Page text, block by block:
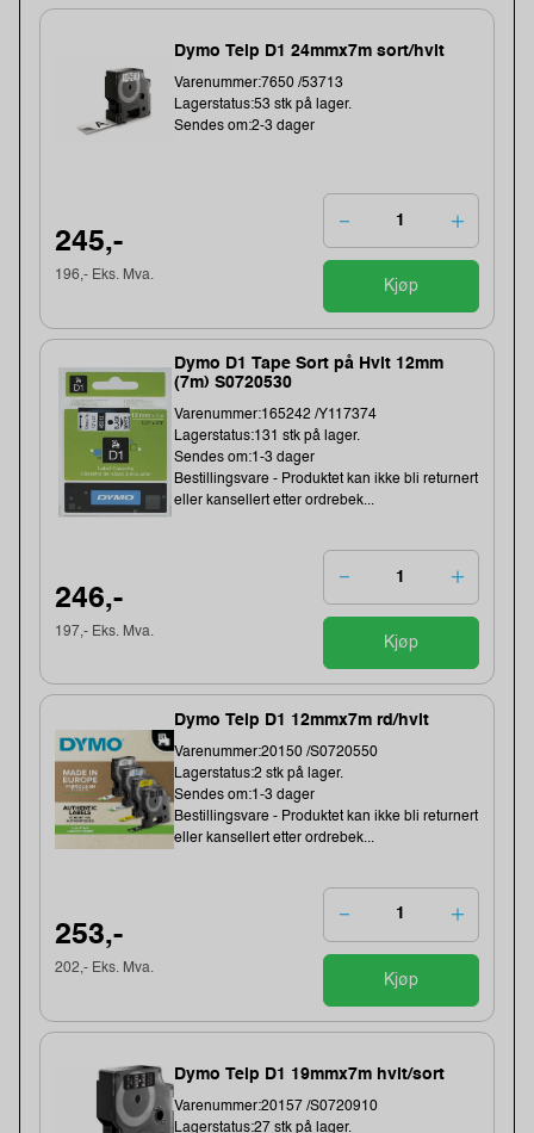
Dymo Teip D1 24mmx7m sort/hvit
Varenummer:7650 /53713
Lagerstatus:53 stk på lager.
Sendes om:2-3 dager
245,-
196,- Eks. Mva.
Kjøp
Dymo D1 Tape Sort på Hvit 12mm
(7m) S0720530
Varenummer:165242 /Y117374
Lagerstatus:131 stk på lager.
Sendes om:1-3 dager
Bestillingsvare - Produktet kan ikke bli returnert
eller kansellert etter ordrebek...
246,-
197,- Eks. Mva.
Kjøp
Dymo Teip D1 12mmx7m rd/hvit
Varenummer:20150 /S0720550
Lagerstatus:2 stk på lager.
Sendes om:1-3 dager
Bestillingsvare - Produktet kan ikke bli returnert
eller kansellert etter ordrebek...
253,-
202,- Eks. Mva.
Kjøp
Dymo Teip D1 19mmx7m hvit/sort
Varenummer:20157 /S0720910
Lagerstatus:27 stk på lager.